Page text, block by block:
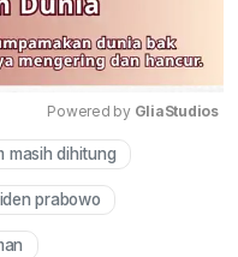
Powered by GliaStudios
masih dihitung
prabowo